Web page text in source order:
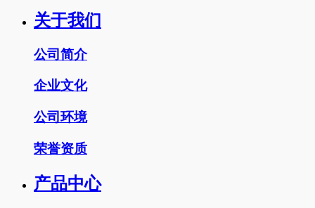
关于我们
公司简介
企业文化
公司环境
荣誉资质
产品中心